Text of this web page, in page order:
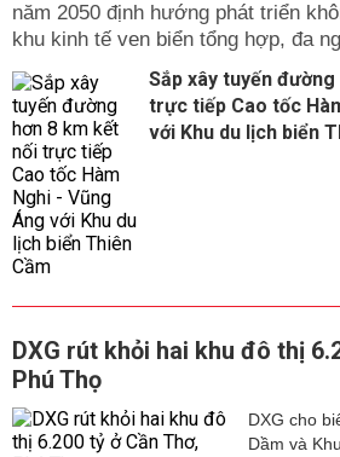
năm 2050 định hướng phát triển
khu kinh tế ven biển tổng hợp, đa
Sắp xây tuyến
trực tiếp Cao tốc
với Khu du lịch biển
DXG rút khỏi hai khu đô thị
Phú Thọ
DXG cho
Dầm và